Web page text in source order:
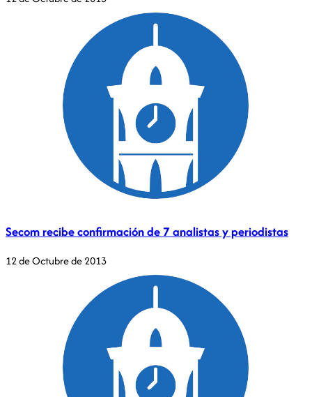
Secom recibe confirmación de 7 analistas y periodistas
12 de Octubre de 2013